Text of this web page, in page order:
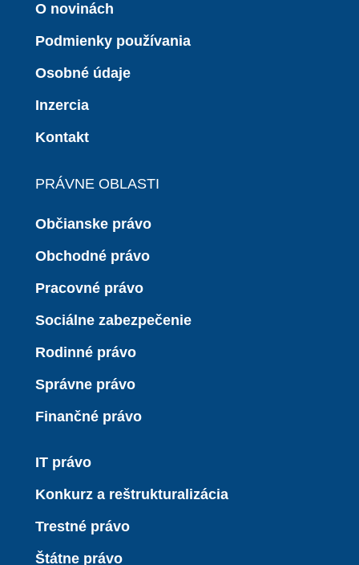
O novinách
Podmienky používania
Osobné údaje
Inzercia
Kontakt
PRÁVNE OBLASTI
Občianske právo
Obchodné právo
Pracovné právo
Sociálne zabezpečenie
Rodinné právo
Správne právo
Finančné právo
IT právo
Konkurz a reštrukturalizácia
Trestné právo
Štátne právo